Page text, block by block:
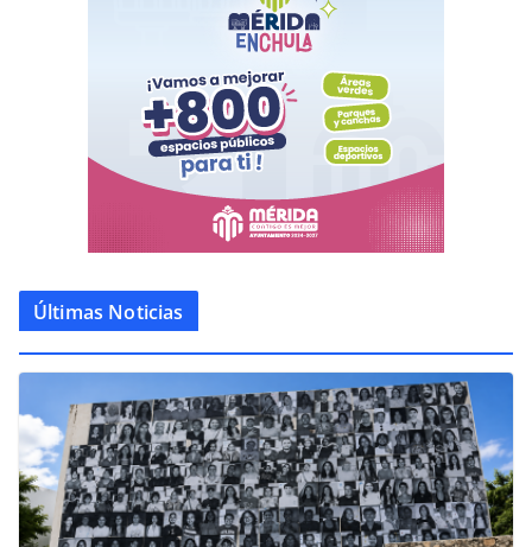
Últimas Noticias